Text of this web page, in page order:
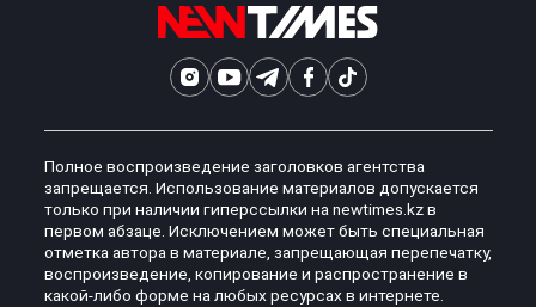
Полное воспроизведение заголовков агентства
запрещается. Использование материалов допускается
только при наличии гиперссылки на newtimes.kz в
первом абзаце. Исключением может быть специальная
отметка автора в материале, запрещающая перепечатку,
воспроизведение, копирование и распространение в
какой-либо форме на любых ресурсах в интернете.